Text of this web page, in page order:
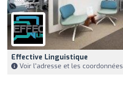
Effective Linguistique
Voir l'adresse et les coordonnées